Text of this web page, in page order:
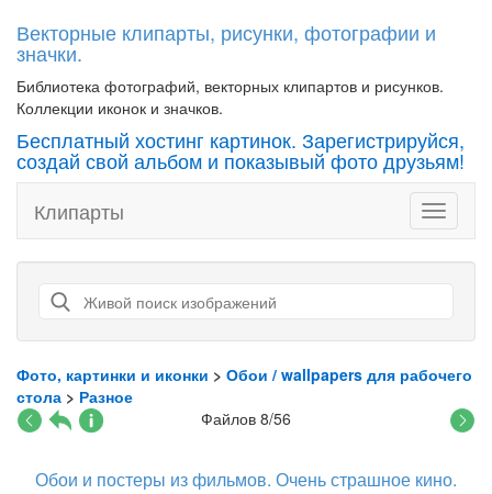
Векторные клипарты, рисунки, фотографии и
значки.
Библиотека фотографий, векторных клипартов и рисунков.
Коллекции иконок и значков.
Бесплатный хостинг картинок. Зарегистрируйся,
создай свой альбом и показывый фото друзьям!
Toggle
Клипарты
Фото, картинки и иконки > Обои / wallpapers для рабочего
стола > Разное
Файлов 8/56
Обои и постеры из фильмов. Очень страшное кино.